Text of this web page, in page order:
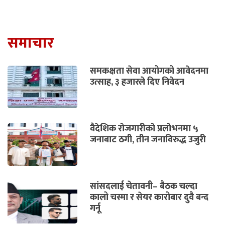
समाचार
समकक्षता सेवा आयोगको आवेदनमा
उत्साह, ३ हजारले दिए निवेदन
वैदेशिक रोजगारीको प्रलोभनमा ५
जनाबाट ठगी, तीन जनाविरुद्ध उजुरी
सांसदलाई चेतावनी– बैठक चल्दा
कालो चस्मा र सेयर कारोबार दुवै बन्द
गर्नू